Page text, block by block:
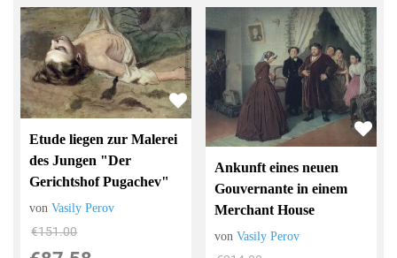
Etude liegen zur Malerei
des Jungen "Der
Gerichtshof Pugachev"
vonVasily Perov
€151.00
Ankunft eines neuen
Gouvernante in einem
Merchant House
vonVasily Perov